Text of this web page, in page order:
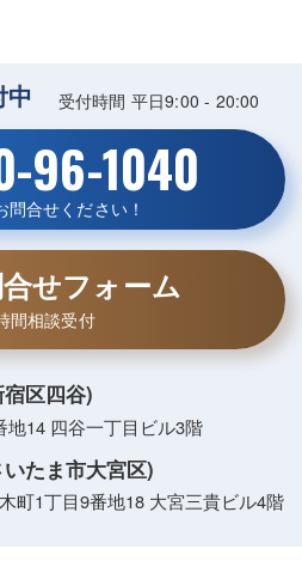
中 受付時間 平日9:00 - 20:00
96-1040
問合せください！
せフォーム
間相談受付
区四谷)
14 四谷一丁目ビル3階
たま市大宮区)
町1丁目9番地18 大宮三貴ビル4階